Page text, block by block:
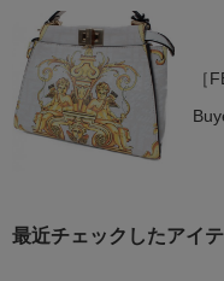
［
最近チェックしたアイ